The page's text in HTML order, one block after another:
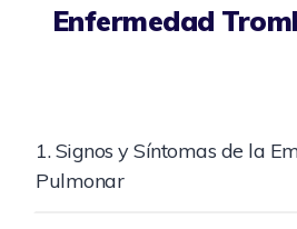
Enfermedad
1. Signos y Síntomas de la
Pulmonar